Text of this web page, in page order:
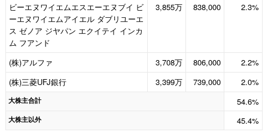
ビーエヌワイエムエスエーエヌブイ ビ
ーエヌワイエムアイエル ダブリユーエ
ス ゼノア ジヤパン エクイテイ インカ
ム フアンド
3,855万 838,000 2.3%
(株)アルファ 3,708万 806,000
2.2%
(株)三菱UFJ銀行
3,399万 739,000 2.0%
大株主合計 54.6%
大株主以外 45.4%